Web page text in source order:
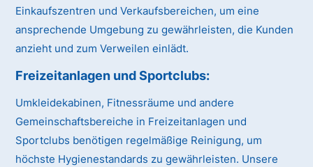
Einkaufszentren und Verkaufsbereichen, um eine
ansprechende Umgebung zu gewährleisten, die Kunden
anzieht und zum Verweilen einlädt.
Freizeitanlagen und Sportclubs:
Umkleidekabinen, Fitnessräume und andere
Gemeinschaftsbereiche in Freizeitanlagen und
Sportclubs benötigen regelmäßige Reinigung, um
höchste Hygienestandards zu gewährleisten. Unsere